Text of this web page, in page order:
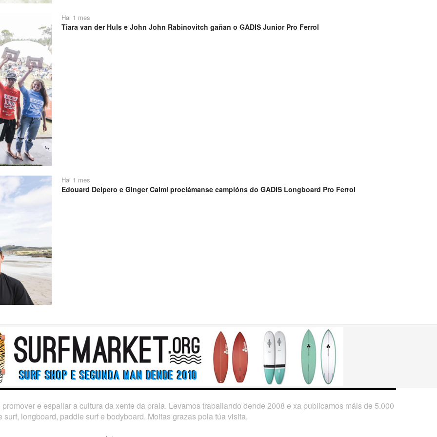
Hai 1 mes
Tiara van der Huls e John John Rabinovitch gañan o GADIS Junior Pro Ferrol
Hai 1 mes
Edouard Delpero e Ginger Caimi proclámanse campións do GADIS Longboard Pro Ferrol
e espallar a cultura da xente da praia. Levamos traballando dende 2008 e xa publicamos máis de 5.000
surf, longboard, paddle surf e bodyboard. Moitas grazas pola túa visita.